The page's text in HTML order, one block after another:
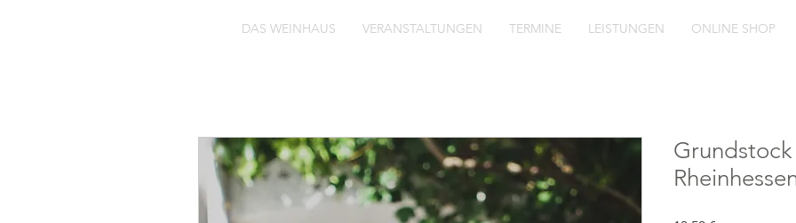
DAS WEINHAUS VERANSTALTUNGEN TERMINE LEISTUNGEN ONLINE SHOP